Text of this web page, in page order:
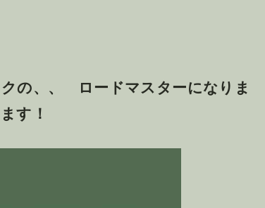
の、、 ロードマスターになりま
す！